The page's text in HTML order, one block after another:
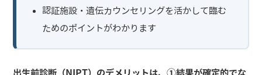
認証施設・遺伝カウンセリングを活かして臨む
ためのポイントがわかります
出生前診断（NIPT）のデメリットは、①結果が確定的でな